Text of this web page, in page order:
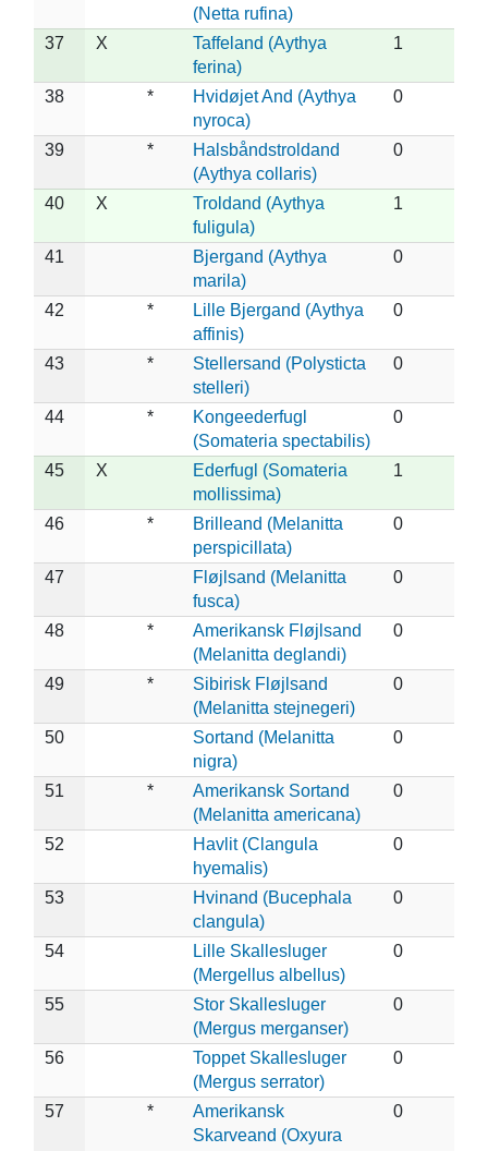
(Netta rufina)
37 X
Taffeland (Aythya
ferina)
1
38 *
Hvidøjet And (Aythya
nyroca)
0
39 *
Halsbåndstroldand
(Aythya collaris)
0
40 X
Troldand (Aythya
fuligula)
1
41
Bjergand (Aythya
marila)
0
42 *
Lille Bjergand (Aythya
affinis)
0
43 *
Stellersand (Polysticta
stelleri)
0
44 *
Kongeederfugl
(Somateria spectabilis)
0
45 X
Ederfugl (Somateria
mollissima)
1
46 *
Brilleand (Melanitta
perspicillata)
0
47
Fløjlsand (Melanitta
fusca)
0
48 *
Amerikansk Fløjlsand
(Melanitta deglandi)
0
49 *
Sibirisk Fløjlsand
(Melanitta stejnegeri)
0
50
Sortand (Melanitta
nigra)
0
51 *
Amerikansk Sortand
(Melanitta americana)
0
52
Havlit (Clangula
hyemalis)
0
53
Hvinand (Bucephala
clangula)
0
54
Lille Skallesluger
(Mergellus albellus)
0
55
Stor Skallesluger
(Mergus merganser)
0
56
Toppet Skallesluger
(Mergus serrator)
0
57 *
Amerikansk
Skarveand (Oxyura
0